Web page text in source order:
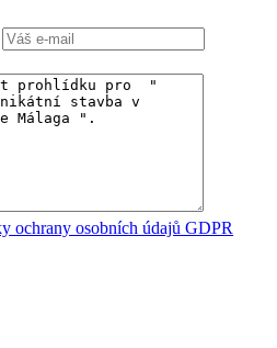
ochrany osobních údajů GDPR